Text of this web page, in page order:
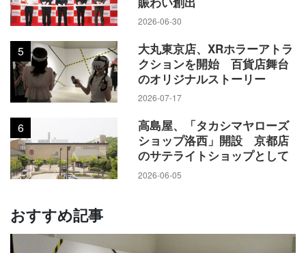
2026-06-30
5
大丸東京店、XRホラーアトラ
クションを開始 百貨店舞台
のオリジナルストーリー
2026-07-17
6
高島屋、「タカシマヤローズ
ショップ洛西」開設 京都店
のサテライトショップとして
2026-06-05
おすすめ記事